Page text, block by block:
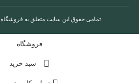
تمامی حقوق این سایت متعلق به
فروشگاه
سبد خرید